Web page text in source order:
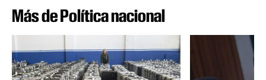
Más de Política nacional